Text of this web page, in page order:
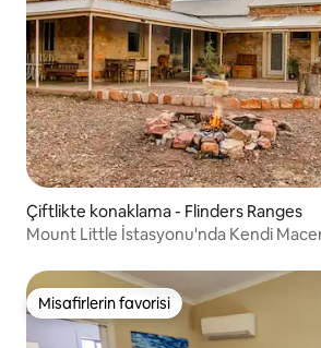
Çiftlikte konaklama - Flinders Ranges
Mount Little İstasyonu'nda Kendi
Misafirlerin favorisi
Misafirlerin favorisi